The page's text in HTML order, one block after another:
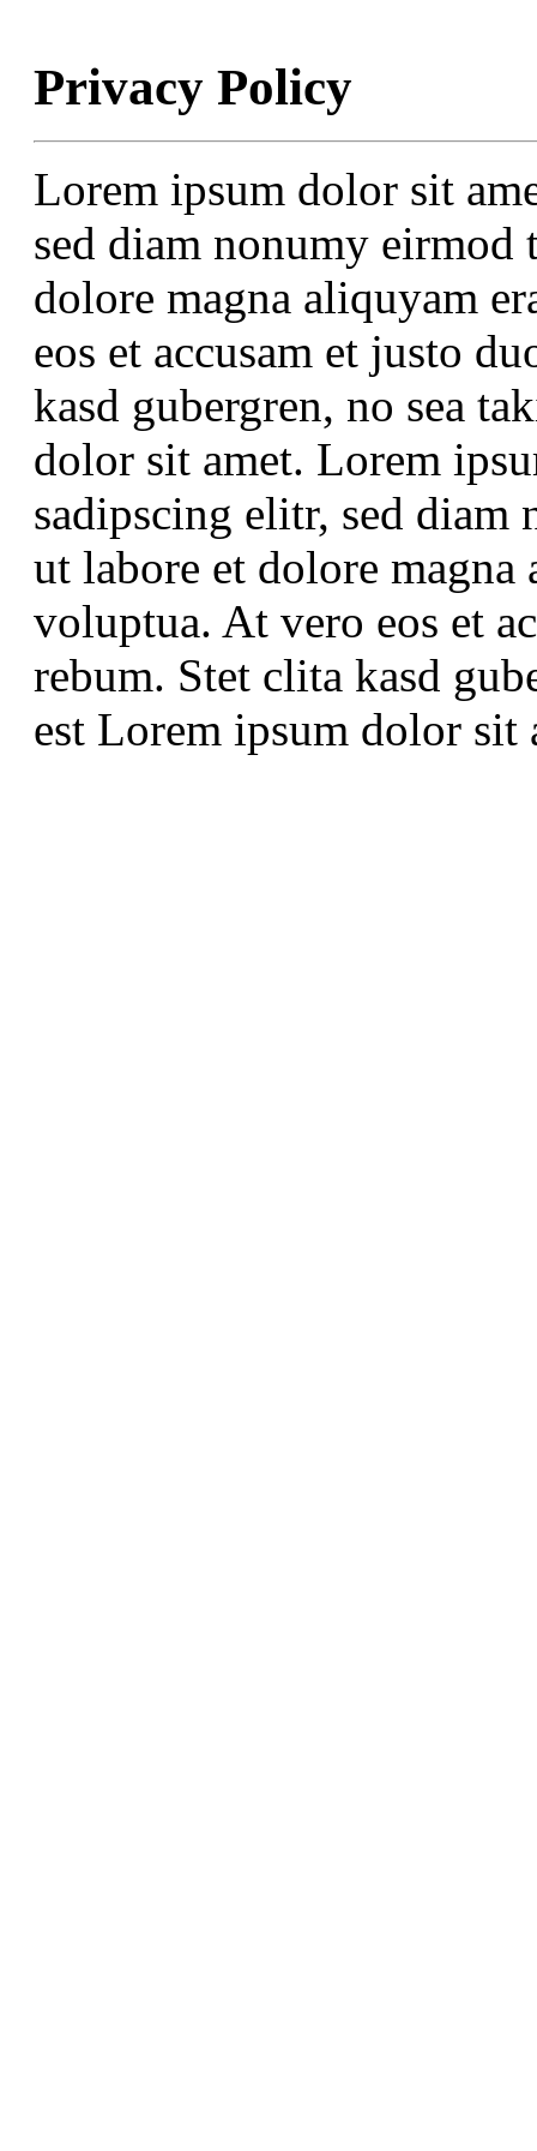
Privacy Policy
Lorem ipsum dolor sit
sed diam nonumy
dolore magna aliquyam
eos et accusam et justo
kasd gubergren, no sea
dolor sit amet. Lorem
sadipscing elitr, sed
ut labore et dolore magna
voluptua. At vero eos et
rebum. Stet clita kasd
est Lorem ipsum dolor sit